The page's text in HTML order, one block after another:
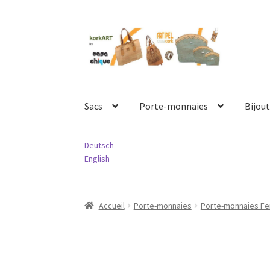
la
au
contenu
Sacs Porte-monnaies
Deutsch
English
Accueil Porte-monnaies Porte-monnaies